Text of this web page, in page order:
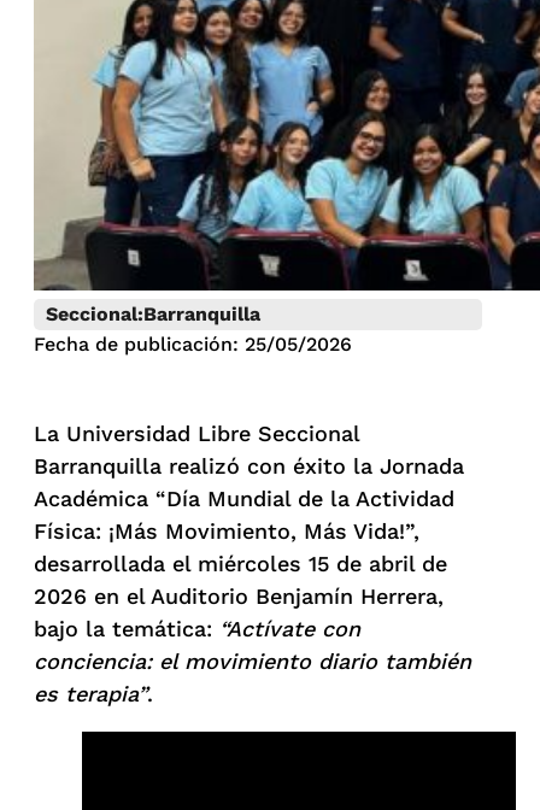
Seccional:Barranquilla
Fecha de publicación: 25/05/2026
La Universidad Libre Seccional
Barranquilla realizó con éxito la Jornada
Académica “Día Mundial de la Actividad
Física: ¡Más Movimiento, Más Vida!”,
desarrollada el miércoles 15 de abril de
2026 en el Auditorio Benjamín Herrera,
bajo la temática: “Actívate con
conciencia: el movimiento diario también
es terapia”.